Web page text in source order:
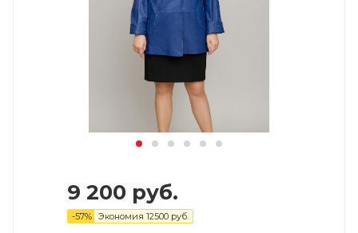
9 200 руб.
-57% Экономия 12500 руб.